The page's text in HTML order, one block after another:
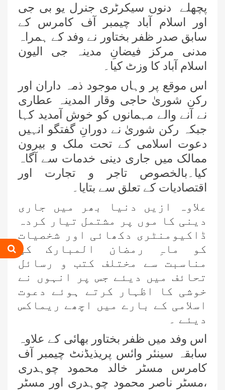
پچھلے دنوں سیکرٹری جنرل یو بی جی
اور اسلام آباد چیمبر آف کامرس کے
سابق صدر ظفر بختاور نے وفد کے ہمراہ
مدنی مرکز فیضانِ مدینہ جی الیون
اسلام آباد کا وزٹ کیا۔
اس موقع پر وہاں موجود ذمہ داران اور
رکن شوریٰ حاجی وقار المدینہ عطاری
نے آنے والے مہمانوں کو خوش آمدید کہا
جبکہ رکن شوریٰ نے دورانِ گفتگو انہیں
دعوت اسلامی کے تحت ملک و بیرون
ممالک میں جاری دینی خدمات سے آگاہ
کیا۔بالخصوص تاجر و تجارت اور
اقتصادیات کے تعلق سے بتایا۔
علاوہ ازیں دنیا بھر میں جاری
دینی کا موں پر مشتمل تیار کردہ
ڈاکیومنٹری دکھائی اور شخصیات
کو ماہِ رمضان المبارک کی
مناسبت سے مختلف کتب و رسائل
تحائف میں دیئے جس پر انہوں نے
خوشی کا اظہار کرتے ہوئے دعوت
اسلامی کے بارے میں اچھے ریماکس
دیئے ۔
اس وفد میں ظفر بختاور بھائی کے علاوہ
سابقہ سینئر وائس پریذیڈنٹ چیمبر آف
کامرس مسٹر خالد محمود چوہدری
،مسٹر ناصر محمود چوہدری اور مسٹر